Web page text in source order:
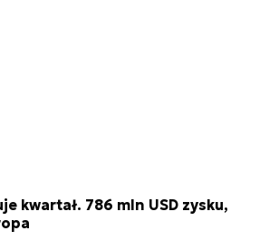
kwartał. 786 mln USD zysku,